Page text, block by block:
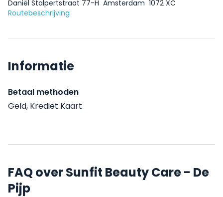
Daniël Stalpertstraat 77-H Amsterdam 1072 XC
Routebeschrijving
Informatie
Betaal methoden
Geld, Krediet Kaart
FAQ over Sunfit Beauty Care - De
Pijp